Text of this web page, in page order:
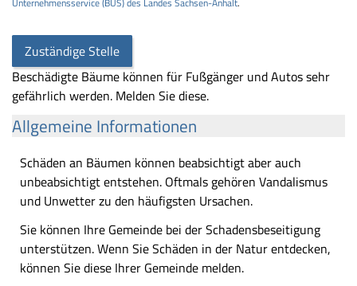
Zuständige Stelle
Beschädigte Bäume können für Fußgänger und Autos sehr
gefährlich werden. Melden Sie diese.
Allgemeine Informationen
Schäden an Bäumen können beabsichtigt aber auch
unbeabsichtigt entstehen. Oftmals gehören Vandalismus
und Unwetter zu den häufigsten Ursachen.
Sie können Ihre Gemeinde bei der Schadensbeseitigung
unterstützen. Wenn Sie Schäden in der Natur entdecken,
können Sie diese Ihrer Gemeinde melden.